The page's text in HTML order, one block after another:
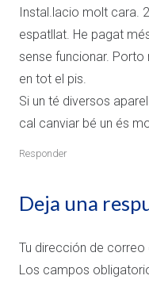
Instal.lacio molt cara.
espatllat. He pagat
sense funcionar. Porto
en tot el pis.
Si un té diversos
cal canviar bé un és
Responder
Deja una
Tu dirección de correo
Los campos